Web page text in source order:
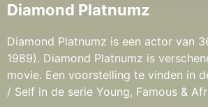
Diamond Platnumz
Diamond Platnumz is een actor van
1989). Diamond Platnumz is
movie. Een voorstelling te vinden in
/ Self in de serie Young, Famous &